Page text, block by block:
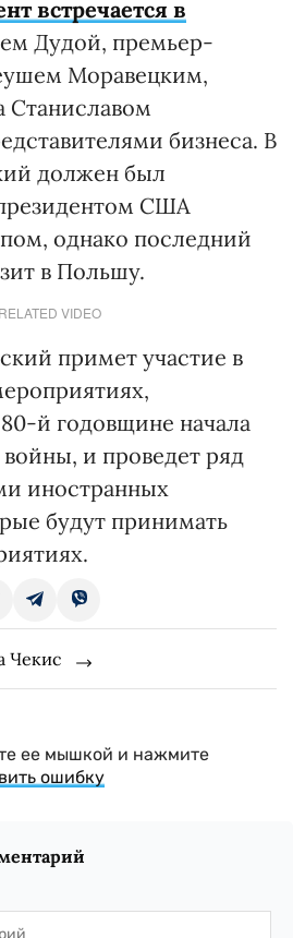
встречается в
Дудой, премьер-
Моравецким,
Станиславом
бизнеса. В
должен был
США
однако последний
в Польшу.
RELATED VIDEO
примет участие в
й годовщине начала
и проведет ряд
иностранных
будут принимать
Чекис
ее мышкой и нажмите
ошибку